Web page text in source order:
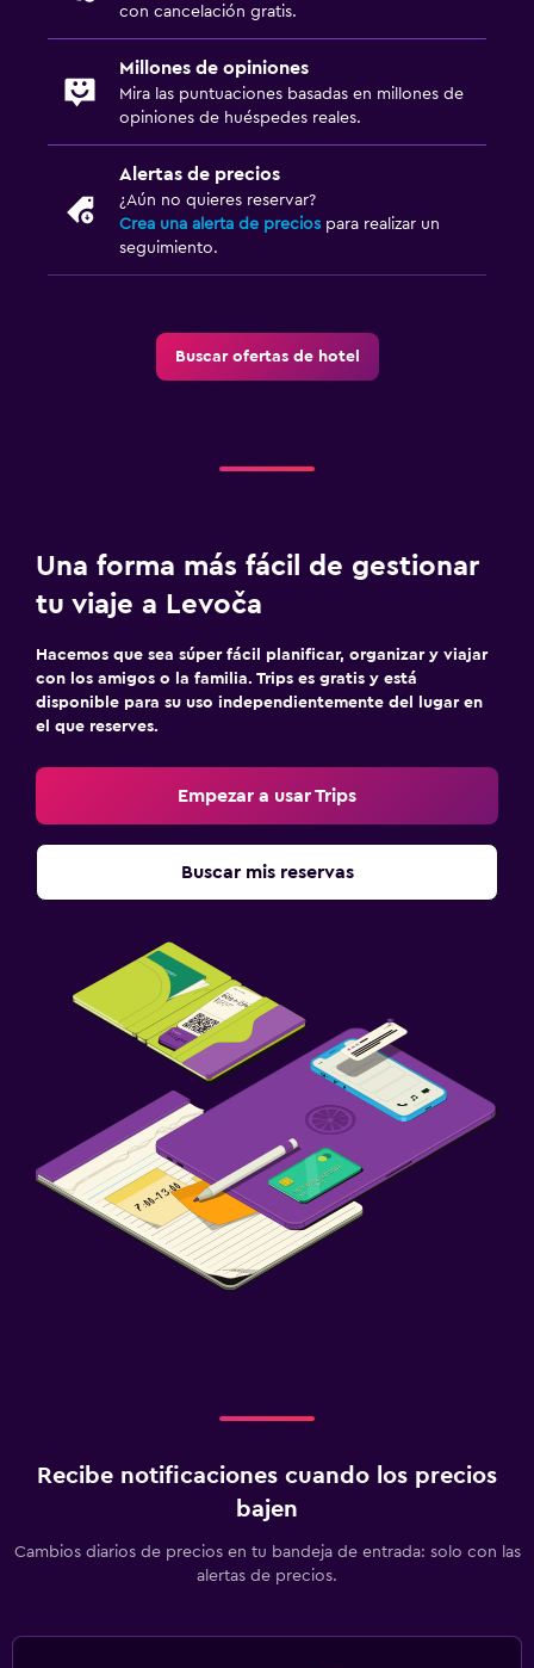
con cancelación gratis.
Millones de opiniones
Mira las puntuaciones basadas en millones de
opiniones de huéspedes reales.
Alertas de precios
¿Aún no quieres reservar?
Crea una alerta de precios para realizar un
seguimiento.
Buscar ofertas de hotel
Una forma más fácil de gestionar
tu viaje a Levoča
Hacemos que sea súper fácil planificar, organizar y viajar
con los amigos o la familia. Trips es gratis y está
disponible para su uso independientemente del lugar en
el que reserves.
Empezar a usar Trips
Buscar mis reservas
Recibe notificaciones cuando los precios
bajen
Cambios diarios de precios en tu bandeja de entrada: solo con las
alertas de precios.